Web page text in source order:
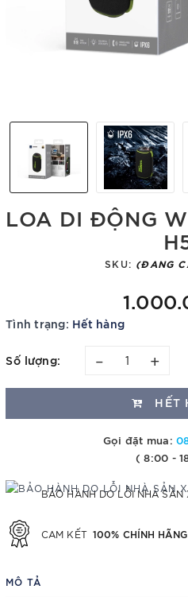
LOA DI ĐỘNG
SKU: (ĐANG
Tình trạng: Hết hàng
Số lượng: – +
HẾT
Gọi đặt mua:
( 8:00 -
BẢO HÀNH DO LỖI NHÀ SẢN
CAM KẾT 100% CHÍNH HÃNG
MÔ TẢ